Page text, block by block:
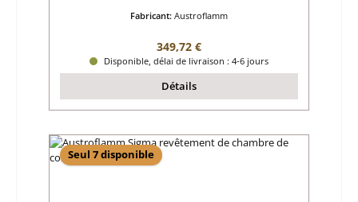
Fabricant: Austroflamm
Prix régulier :
349,72 €
Disponible, délai de livraison : 4-6 jours
Détails
Seul 7 disponible